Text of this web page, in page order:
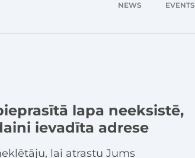
NEWS EVENTS
lapa neeksistē,
ievadīta adrese
lai atrastu Jums